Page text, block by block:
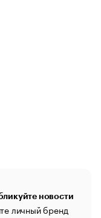
новости
личный бренд